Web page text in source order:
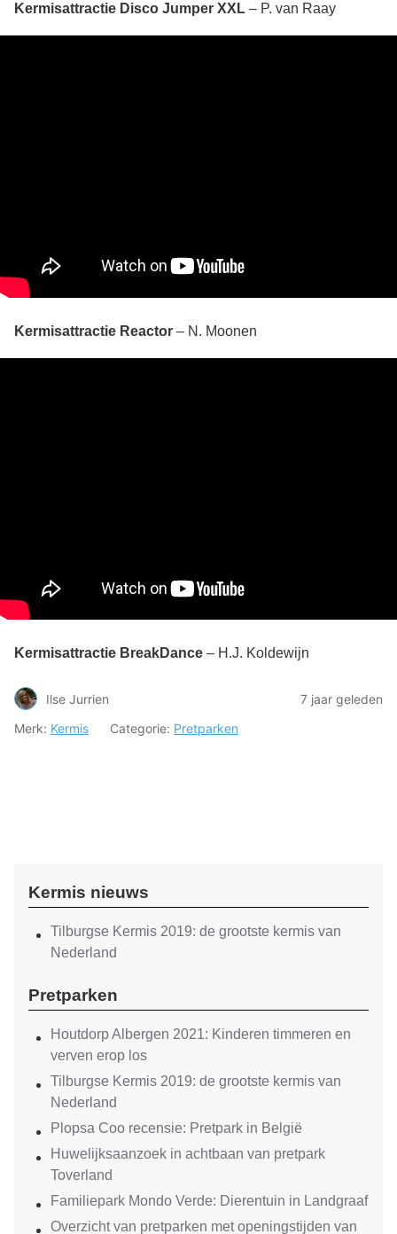
Kermisattractie Disco Jumper XXL – P. van Raay
Kermisattractie Reactor – N. Moonen
Kermisattractie BreakDance – H.J. Koldewijn
Ilse Jurrien
7 jaar geleden
Merk: Kermis Categorie: Pretparken
Kermis nieuws
Tilburgse Kermis 2019: de grootste kermis van
Nederland
Pretparken
Houtdorp Albergen 2021: Kinderen timmeren en
verven erop los
Tilburgse Kermis 2019: de grootste kermis van
Nederland
Plopsa Coo recensie: Pretpark in België
Huwelijksaanzoek in achtbaan van pretpark
Toverland
Familiepark Mondo Verde: Dierentuin in Landgraaf
Overzicht van pretparken met openingstijden van